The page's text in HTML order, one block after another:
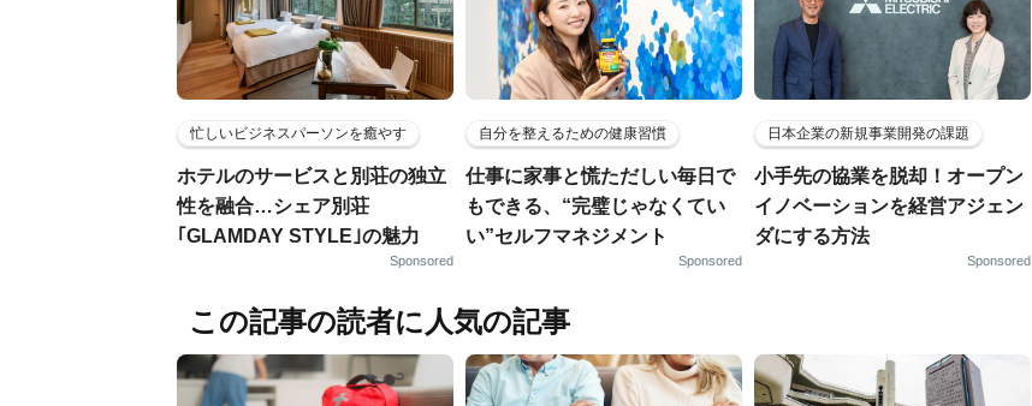
忙しいビジネスパーソンを癒やす
ホテルのサービスと別荘の独立
性を融合…シェア別荘
｢GLAMDAY STYLE｣の魅力
Sponsored
自分を整えるための健康習慣
仕事に家事と慌ただしい毎日で
もできる、“完璧じゃなくてい
い”セルフマネジメント
Sponsored
日本企業の新規事業開発の課題
小手先の協業を脱却！オープン
イノベーションを経営アジェン
ダにする方法
Sponsored
この記事の読者に人気の記事